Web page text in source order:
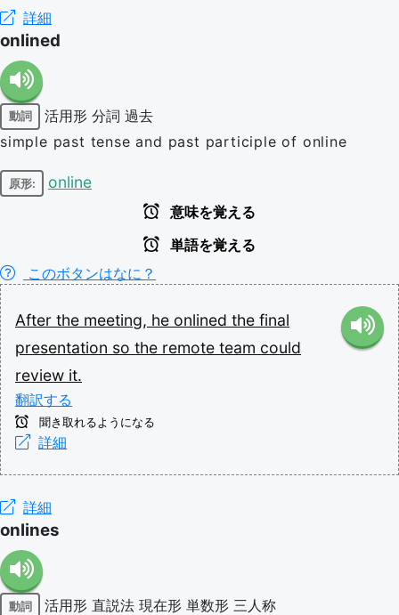
詳細
onlined
動詞 活用形 分詞 過去
simple past tense and past participle of online
原形: online
意味を覚える
単語を覚える
このボタンはなに？
After the meeting, he onlined the final
presentation so the remote team could
review it.
翻訳する
聞き取れるようになる
詳細
詳細
onlines
動詞 活用形 直説法 現在形 単数形 三人称